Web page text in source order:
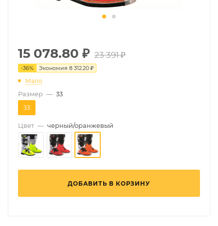
15 078.80 ₽ 23 391 ₽
-36% Экономия 8 312.20 ₽
Мало
Размер — 33
33
Цвет — черный/оранжевый
ДОБАВИТЬ В КОРЗИНУ